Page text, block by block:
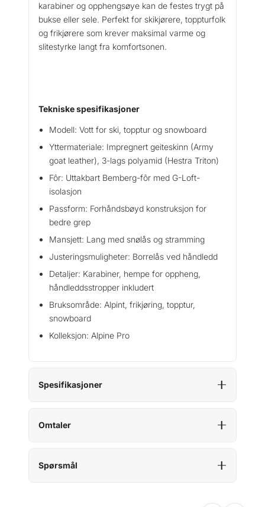
karabiner og opphengsøye kan de festes trygt på
bukse eller sele. Perfekt for skikjørere, toppturfolk
og frikjørere som krever maksimal varme og
slitestyrke langt fra komfortsonen.
Tekniske spesifikasjoner
Modell: Vott for ski, topptur og snowboard
Yttermateriale: Impregnert geiteskinn (Army
goat leather), 3-lags polyamid (Hestra Triton)
Fôr: Uttakbart Bemberg-fôr med G-Loft-
isolasjon
Passform: Forhåndsbøyd konstruksjon for
bedre grep
Mansjett: Lang med snølås og stramming
Justeringsmuligheter: Borrelås ved håndledd
Detaljer: Karabiner, hempe for oppheng,
håndleddsstropper inkludert
Bruksområde: Alpint, frikjøring, topptur,
snowboard
Kolleksjon: Alpine Pro
Spesifikasjoner
Omtaler
Spørsmål